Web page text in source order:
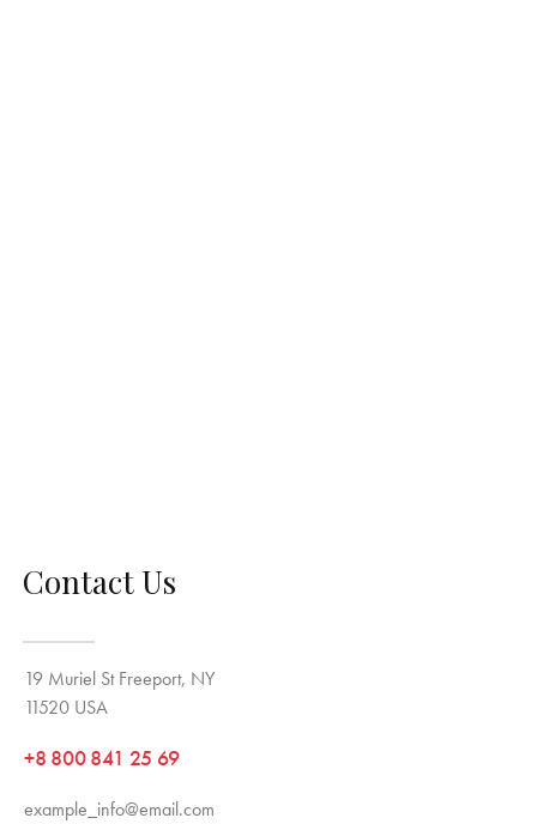
Contact Us
19 Muriel St Freeport, NY
11520 USA
+8 800 841 25 69
example_info@email.com